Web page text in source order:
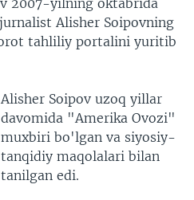
Alisher Soipovning
tahliliy portalini yuritib
Alisher Soipov uzoq yillar
davomida "Amerika Ovozi"
muxbiri bo'lgan va siyosiy-
tanqidiy maqolalari bilan
tanilgan edi.